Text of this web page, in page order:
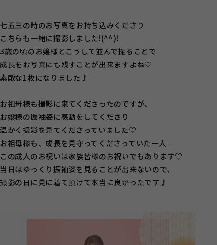
七五三の時のお写真をお持ち込みくださり
こちらも一緒に撮影しました!(^^)!
3歳の頃のお嬢様とこうして並んで撮ることで
成長をお写真にも残すことが出来ますよね♡
素敵な1枚になりました♪
お祖母様も撮影に来てくださったのですが、
お嬢様の振袖姿に感動をしてくださり
温かく撮影を見てくださっていました♡
お祖母様も、成長を見守ってくださっていた一人！
この成人のお祝いは家族皆様のお祝いでもあります♡
当日はゆっくり振袖姿を見ることが出来ないので、
撮影の日に見に着て頂けて本当に良かったです♪